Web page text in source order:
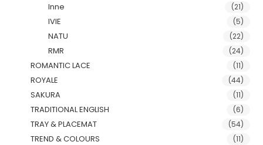
Inne (21)
IVIE (5)
NATU (22)
RMR (24)
ROMANTIC LACE (11)
ROYALE (44)
SAKURA (11)
TRADITIONAL ENGLISH (6)
TRAY & PLACEMAT (54)
TREND & COLOURS (11)